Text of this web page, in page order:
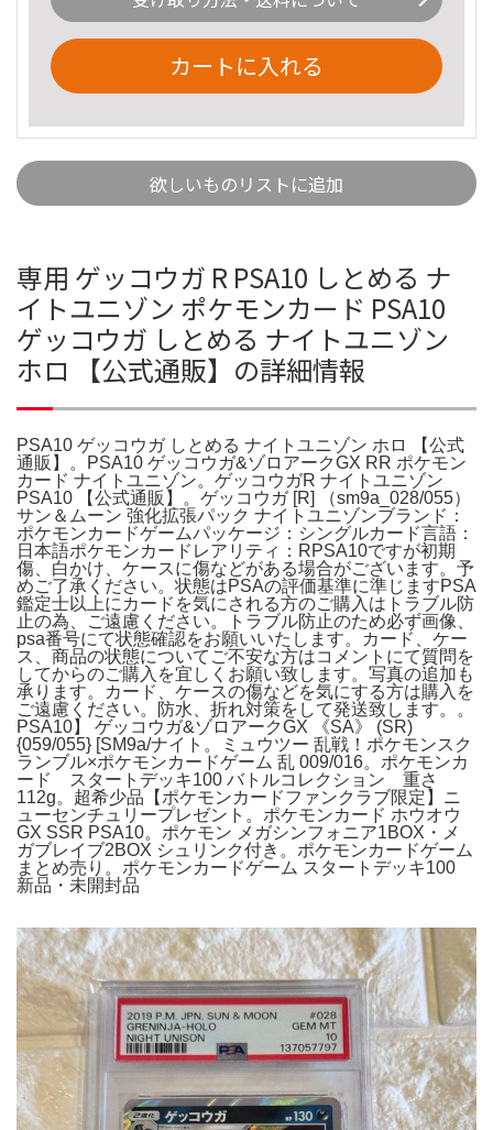
カートに入れる
欲しいものリストに追加
専用 ゲッコウガ R PSA10 しとめる ナ
イトユニゾン ポケモンカード PSA10
ゲッコウガ しとめる ナイトユニゾン
ホロ 【公式通販】の詳細情報
PSA10 ゲッコウガ しとめる ナイトユニゾン ホロ 【公式
通販】。PSA10 ゲッコウガ&ゾロアークGX RR ポケモン
カード ナイトユニゾン。ゲッコウガR ナイトユニゾン
PSA10 【公式通販】。ゲッコウガ [R] （sm9a_028/055）
サン＆ムーン 強化拡張パック ナイトユニゾンブランド：
ポケモンカードゲームパッケージ：シングルカード言語：
日本語ポケモンカードレアリティ：RPSA10ですが初期
傷、白かけ、ケースに傷などがある場合がございます。予
めご了承ください。状態はPSAの評価基準に準じますPSA
鑑定士以上にカードを気にされる方のご購入はトラブル防
止の為、ご遠慮ください。トラブル防止のため必ず画像、
psa番号にて状態確認をお願いいたします。カード、ケー
ス、商品の状態についてご不安な方はコメントにて質問を
してからのご購入を宜しくお願い致します。写真の追加も
承ります。カード、ケースの傷などを気にする方は購入を
ご遠慮ください。防水、折れ対策をして発送致します。。
PSA10】 ゲッコウガ&ゾロアークGX 《SA》 (SR)
{059/055} [SM9a/ナイト。ミュウツー 乱戦！ポケモンスク
ランブル×ポケモンカードゲーム 乱 009/016。ポケモンカ
ード スタートデッキ100 バトルコレクション 重さ
112g。超希少品【ポケモンカードファンクラブ限定】ニ
ューセンチュリープレゼント。ポケモンカード ホウオウ
GX SSR PSA10。ポケモン メガシンフォニア1BOX・メ
ガブレイブ2BOX シュリンク付き。ポケモンカードゲーム
まとめ売り。ポケモンカードゲーム スタートデッキ100
新品・未開封品